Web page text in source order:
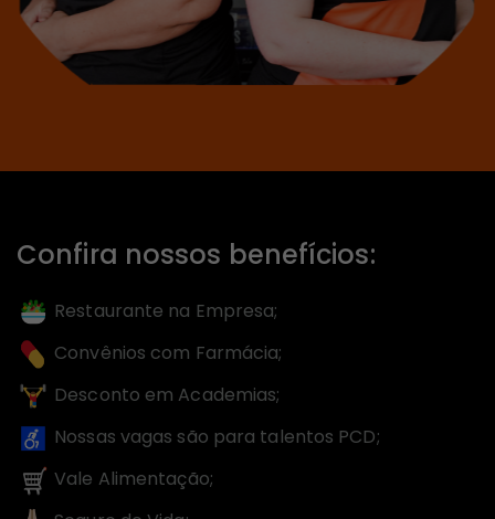
Confira nossos benefícios:
Restaurante na Empresa;
Convênios com Farmácia;
Desconto em Academias;
Nossas vagas são para talentos PCD;
Vale Alimentação;